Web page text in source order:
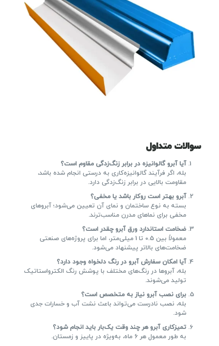
سوالات متداول
آیا آبرو گالوانیزه در برابر زنگ‌زدگی مقاوم است؟
بله، اگر فرآیند گالوانیزه‌کاری به درستی انجام شده باشد،
مقاومت بالایی در برابر زنگ‌زدگی دارد.
آبرو بهتر است روکار باشد یا مخفی؟
بسته به نوع ساختمان و نمای آن تعیین می‌شود؛ آبروهای
مخفی برای نماهای مدرن مناسب‌ترند.
ضخامت استاندارد ورق آبرو چقدر است؟
معمولاً بین 0.5 تا 1 میلی‌متر، اما برای پروژه‌های صنعتی
ضخامت‌های بالاتر پیشنهاد می‌شود.
آیا امکان سفارش آبرو در رنگ دلخواه وجود دارد؟
بله، آبروها در رنگ‌های مختلف با پوشش رنگ الکترواستاتیک
تولید می‌شوند.
برای نصب آبرو نیاز به متخصص است؟
بله، نصب نادرست می‌تواند باعث نشت آب و خسارات جدی
شود.
تمیزکاری آبرو هر چند وقت یک‌بار باید انجام شود؟
به طور معمول هر 6 ماه، به‌ویژه در پاییز و زمستان.